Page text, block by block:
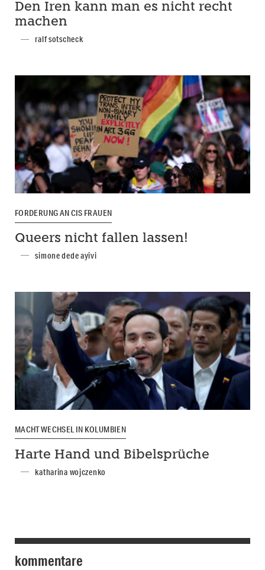
Den Iren kann man es nicht recht
machen
ralf sotscheck
FORDERUNG AN CIS FRAUEN
Queers nicht fallen lassen!
simone dede ayivi
MACHTWECHSEL IN KOLUMBIEN
Harte Hand und Bibelsprüche
katharina wojczenko
kommentare